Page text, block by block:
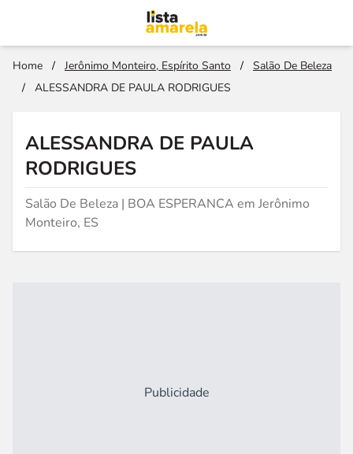
Home / Jerônimo Monteiro, Espírito Santo /
Salão De Beleza
/
ALESSANDRA DE PAULA RODRIGUES
ALESSANDRA DE PAULA
RODRIGUES
Salão De Beleza | BOA ESPERANCA em Jerônimo
Monteiro, ES
Publicidade